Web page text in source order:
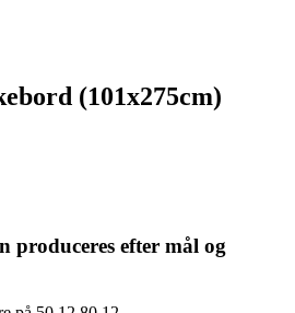
(101x275cm)
produceres efter mål og